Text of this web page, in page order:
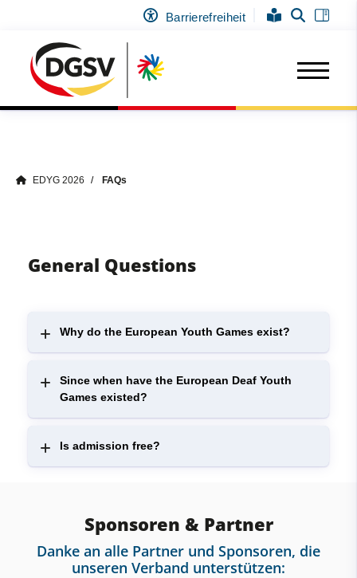
Barrierefreiheit
EDYG 2026 FAQs
General Questions
Why do the European Youth Games exist?
Since when have the European Deaf Youth
Games existed?
Is admission free?
Sponsoren & Partner
Danke an alle Partner und Sponsoren, die
unseren Verband unterstützen: